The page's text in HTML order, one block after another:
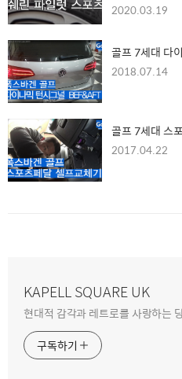
2020.03.19
골프 7세대 다
2018.07.14
골프 7세대 스
2017.04.22
KAPELL SQUARE UK
현대적 감각과 레트로를 사랑하는
구독하기